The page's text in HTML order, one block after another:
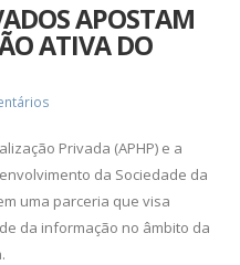
APOSTAM
ATIVA DO
Privada (APHP) e a
da Sociedade da
uma parceria que visa
da informação no âmbito da